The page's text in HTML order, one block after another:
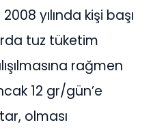
yılında kişi başı
tuz tüketim
rağmen
12 gr/gün’e
olması